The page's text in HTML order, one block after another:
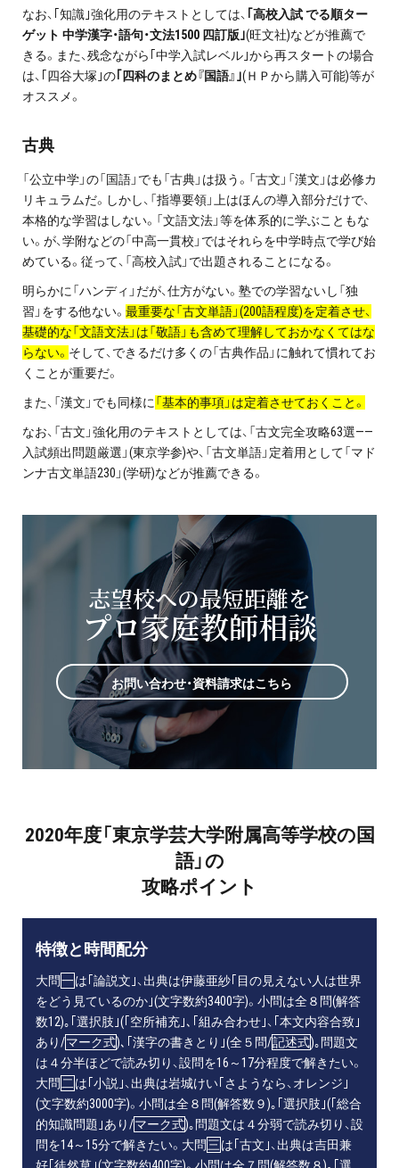
なお、｢知識｣強化用のテキストとしては、
｢高校入試 でる順ター
ゲット 中学漢字・語句・文法1500 四訂版｣(旺文社)などが推薦で
きる。また、残念ながら｢中学入試レベル｣から再スタートの場合
は、｢四谷大塚｣の ｢四科のまとめ『国語』｣(ＨＰから購入可能)等が
オススメ。
古典
「公立中学」の「国語」でも「古典」は扱う。「古文」「漢文」は必修カ
リキュラムだ。しかし、「指導要領」上はほんの導入部分だけで、
本格的な学習はしない。「文語文法」等を体系的に学ぶこともな
い。が、学附などの「中高一貫校」ではそれらを中学時点で学び始
めている。従って、「高校入試」で出題されることになる。
明らかに「ハンディ」だが、仕方がない。塾での学習ないし「独
習」をする他ない。 最重要な「古文単語」(200語程度)を定着させ、
基礎的な「文語文法」は「敬語」も含めて理解しておかなくてはな
らない。 そして、できるだけ多くの「古典作品」に触れて慣れてお
くことが重要だ。
また、「漢文」でも同様に 「基本的事項」は定着させておくこと。
なお、「古文」強化用のテキストとしては、「古文完全攻略63選——
入試頻出問題厳選」(東京学参)や、「古文単語」定着用として「マド
ンナ古文単語230」(学研)などが推薦できる。
志望校への最短距離を
プロ家庭教師相談
お問い合わせ・資料請求はこちら
2020年度「東京学芸大学附属高等学校の国
語」の
攻略ポイント
特徴と時間配分
大問一は｢論説文｣、出典は伊藤亜紗｢目の見えない人は世界
をどう見ているのか｣(文字数約3400字)。小問は全８問(解答
数12)｡｢選択肢｣(｢空所補充｣､｢組み合わせ｣、｢本文内容合致｣
あり/マーク式)､｢漢字の書きとり｣(全５問/記述式)｡問題文
は４分半ほどで読み切り、設問を16～17分程度で解きたい。
大問 二 は｢小説｣、出典は岩城けい｢さようなら、オレンジ｣
(文字数約3000字)。小問は全８問(解答数９)｡｢選択肢｣(｢総合
的知識問題｣あり/マーク式)｡問題文は４分弱で読み切り、設
問を14～15分で解きたい。大問 三は｢古文｣、出典は吉田兼
好｢徒然草｣(文字数約400字)。小問は全７問(解答数８)｡｢選